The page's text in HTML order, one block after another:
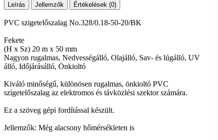
Leírás Jellemzők Értékelések (0)
PVC szigetelőszalag No.328/0.18-50-20/BK
Fekete
(H x Sz) 20 m x 50 mm
Nagyon rugalmas, Nedvességálló, Olajálló, Sav- és lúgálló, UV
álló, Időjárásálló, Önkioltó
Kiváló minőségű, különösen rugalmas, önkioltó PVC
szigetelőszalag az elektromos és távközlési szektor számára.
Ez a szöveg gépi fordítással készült.
Jellemzők: Még alacsony hőmérsékleten is